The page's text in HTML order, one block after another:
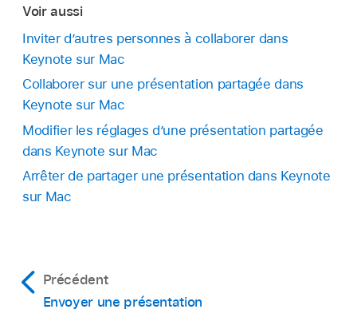
Voir aussi
Inviter d’autres personnes à collaborer dans
Keynote sur Mac
Collaborer sur une présentation partagée dans
Keynote sur Mac
Modifier les réglages d’une présentation partagée
dans Keynote sur Mac
Arrêter de partager une présentation dans Keynote
sur Mac
Précédent
Envoyer une présentation